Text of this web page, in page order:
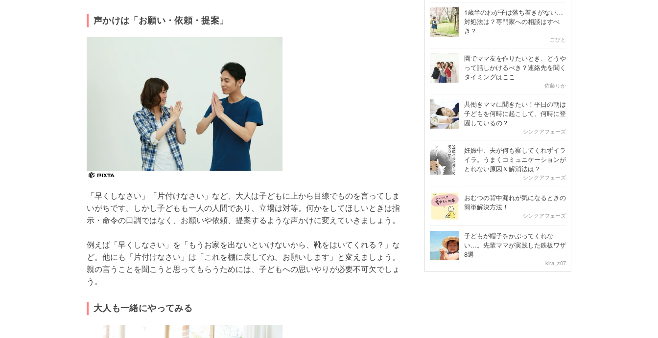
声かけは「お願い・依頼・提案」
「早くしなさい」「片付けなさい」など、大人は子どもに上から目線でものを言ってしま
いがちです。しかし子どもも一人の人間であり、立場は対等。何かをしてほしいときは指
示・命令の口調ではなく、お願いや依頼、提案するような声かけに変えていきましょう。
例えば「早くしなさい」を「もうお家を出ないといけないから、靴をはいてくれる？」な
ど。他にも「片付けなさい」は「これを棚に戻してね。お願いします」と変えましょう。
親の言うことを聞こうと思ってもらうためには、子どもへの思いやりが必要不可欠でしょ
う。
大人も一緒にやってみる
1歳半のわが子は落ち着きがない…
対処法は？専門家への相談はすべ
き？
こびと
園でママ友を作りたいとき、どうや
って話しかけるべき？連絡先を聞く
タイミングはここ
佐藤りか
共働きママに聞きたい！平日の朝は
子どもを何時に起こして、何時に登
園しているの？
シンクアフェーズ
妊娠中、夫が何も察してくれずイラ
イラ。うまくコミュニケーションが
とれない原因＆解消法は？
シンクアフェーズ
おむつの背中漏れが気になるときの
簡単解決方法！
シンクアフェーズ
子どもが帽子をかぶってくれな
い…。先輩ママが実践した鉄板ワザ
8選
kira_z07